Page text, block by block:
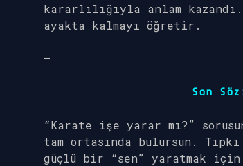
kararlılığıyla anlam
ayakta kalmayı öğretir.
—
Son
“Karate işe yarar mı?”
tam ortasında bulursun.
güçlü bir “sen” yaratmak için